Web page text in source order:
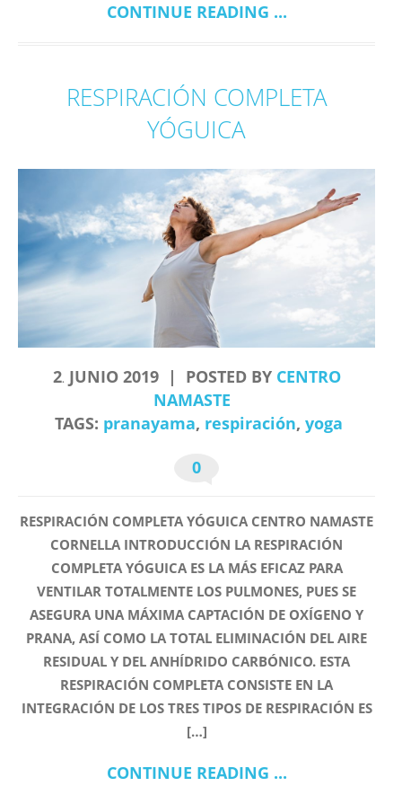
CONTINUE READING ...
RESPIRACIÓN COMPLETA
YÓGUICA
2. JUNIO 2019 POSTED BY CENTRO
NAMASTE
TAGS: pranayama, respiración, yoga
0
RESPIRACIÓN COMPLETA YÓGUICA CENTRO NAMASTE
CORNELLA INTRODUCCIÓN LA RESPIRACIÓN
COMPLETA YÓGUICA ES LA MÁS EFICAZ PARA
VENTILAR TOTALMENTE LOS PULMONES, PUES SE
ASEGURA UNA MÁXIMA CAPTACIÓN DE OXÍGENO Y
PRANA, ASÍ COMO LA TOTAL ELIMINACIÓN DEL AIRE
RESIDUAL Y DEL ANHÍDRIDO CARBÓNICO. ESTA
RESPIRACIÓN COMPLETA CONSISTE EN LA
INTEGRACIÓN DE LOS TRES TIPOS DE RESPIRACIÓN ES
[…]
CONTINUE READING ...